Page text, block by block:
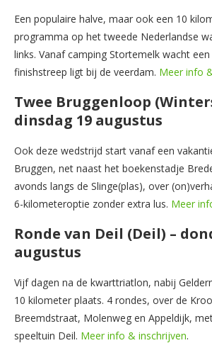
Een populaire halve, maar ook een 10
programma op het tweede Nederlandse
links. Vanaf camping Stortemelk wacht
finishstreep ligt bij de veerdam. Meer info
Twee Bruggenloop
dinsdag 19 augustus
Ook deze wedstrijd start vanaf een
Bruggen, net naast het boekenstadje
avonds langs de Slinge(plas), over
6-kilometeroptie zonder extra lus. Meer
Ronde van Deil (Deil) –
augustus
Vijf dagen na de kwarttriatlon, nabij
10 kilometer plaats. 4 rondes, over de
Breemdstraat, Molenweg en Appeldijk,
speeltuin Deil. Meer info & inschrijven.